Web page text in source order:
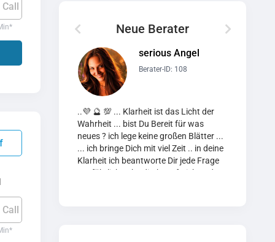
Call
*
Call
*
Neue Berater
serious Angel
Berater-ID: 108
..💜 🔮 💯 ... Klarheit ist das Licht der
Wahrheit ... bist Du Bereit für was
neues ? ich lege keine großen Blätter ...
... ich bringe Dich mit viel Zeit .. in deine
Klarheit ich beantworte Dir jede Frage
ausführlich gehe direkt auf Dich und